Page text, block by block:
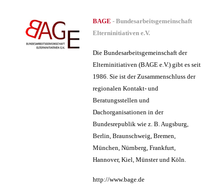
BAGE - Bundesarbeitsgemeinschaft
Elterninitiativen e.V.
Die Bundesarbeitsgemeinschaft der
Elterninitiativen (BAGE e.V.) gibt es seit
1986. Sie ist der Zusammenschluss der
regionalen Kontakt- und
Beratungsstellen und
Dachorganisationen in der
Bundesrepublik wie z. B. Augsburg,
Berlin, Braunschweig, Bremen,
München, Nürnberg, Frankfurt,
Hannover, Kiel, Münster und Köln.
http://www.bage.de